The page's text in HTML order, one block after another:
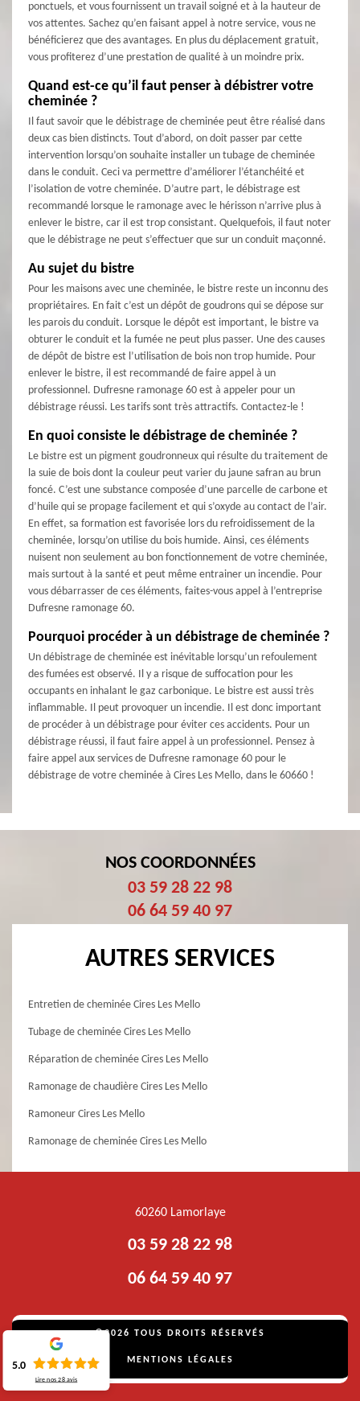
ponctuels, et vous fournissent un travail soigné et à la hauteur de
vos attentes. Sachez qu’en faisant appel à notre service, vous ne
bénéficierez que des avantages. En plus du déplacement gratuit,
vous profiterez d’une prestation de qualité à un moindre prix.
Quand est-ce qu’il faut penser à débistrer votre
cheminée ?
Il faut savoir que le débistrage de cheminée peut être réalisé dans
deux cas bien distincts. Tout d’abord, on doit passer par cette
intervention lorsqu’on souhaite installer un tubage de cheminée
dans le conduit. Ceci va permettre d’améliorer l’étanchéité et
l’isolation de votre cheminée. D’autre part, le débistrage est
recommandé lorsque le ramonage avec le hérisson n’arrive plus à
enlever le bistre, car il est trop consistant. Quelquefois, il faut noter
que le débistrage ne peut s’effectuer que sur un conduit maçonné.
Au sujet du bistre
Pour les maisons avec une cheminée, le bistre reste un inconnu des
propriétaires. En fait c’est un dépôt de goudrons qui se dépose sur
les parois du conduit. Lorsque le dépôt est important, le bistre va
obturer le conduit et la fumée ne peut plus passer. Une des causes
de dépôt de bistre est l’utilisation de bois non trop humide. Pour
enlever le bistre, il est recommandé de faire appel à un
professionnel. Dufresne ramonage 60 est à appeler pour un
débistrage réussi. Les tarifs sont très attractifs. Contactez-le !
En quoi consiste le débistrage de cheminée ?
Le bistre est un pigment goudronneux qui résulte du traitement de
la suie de bois dont la couleur peut varier du jaune safran au brun
foncé. C’est une substance composée d’une parcelle de carbone et
d’huile qui se propage facilement et qui s’oxyde au contact de l’air.
En effet, sa formation est favorisée lors du refroidissement de la
cheminée, lorsqu’on utilise du bois humide. Ainsi, ces éléments
nuisent non seulement au bon fonctionnement de votre cheminée,
mais surtout à la santé et peut même entrainer un incendie. Pour
vous débarrasser de ces éléments, faites-vous appel à l’entreprise
Dufresne ramonage 60.
Pourquoi procéder à un débistrage de cheminée ?
Un débistrage de cheminée est inévitable lorsqu’un refoulement
des fumées est observé. Il y a risque de suffocation pour les
occupants en inhalant le gaz carbonique. Le bistre est aussi très
inflammable. Il peut provoquer un incendie. Il est donc important
de procéder à un débistrage pour éviter ces accidents. Pour un
débistrage réussi, il faut faire appel à un professionnel. Pensez à
faire appel aux services de Dufresne ramonage 60 pour le
débistrage de votre cheminée à Cires Les Mello, dans le 60660 !
NOS COORDONNÉES
03 59 28 22 98
06 64 59 40 97
AUTRES SERVICES
Entretien de cheminée Cires Les Mello
Tubage de cheminée Cires Les Mello
Réparation de cheminée Cires Les Mello
Ramonage de chaudière Cires Les Mello
Ramoneur Cires Les Mello
Ramonage de cheminée Cires Les Mello
60260 Lamorlaye
03 59 28 22 98
06 64 59 40 97
©2026 TOUS DROITS RÉSERVÉS
MENTIONS LÉGALES
5.0
Lire nos28 avis